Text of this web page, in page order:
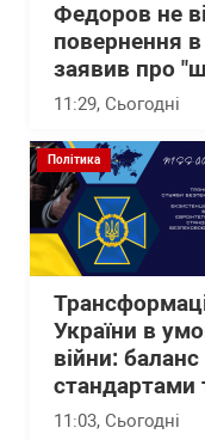
Федоров не
повернення
заявив про
11:29, Сьогодні
Політика
України в
війни:
стандартами
11:03, Сьогодні